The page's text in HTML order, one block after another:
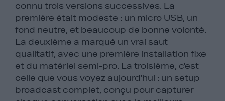
connu trois versions successives. La
première était modeste : un micro USB, un
fond neutre, et beaucoup de bonne volonté.
La deuxième a marqué un vrai saut
qualitatif, avec une première installation fixe
et du matériel semi-pro. La troisième, c’est
celle que vous voyez aujourd’hui : un setup
broadcast complet, conçu pour capturer